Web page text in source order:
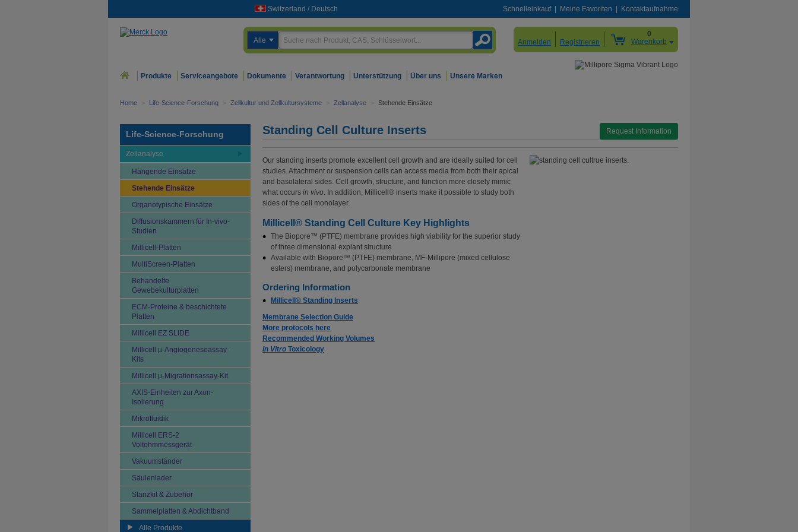
Switzerland / Deutsch Schnelleinkauf Meine Favoriten Kontaktaufnahme
Alle Anmelden Registrieren
0
Warenkorb
Produkte Serviceangebote Dokumente Verantwortung Unterstützung Über uns Unsere Marken
Home > Life-Science-Forschung > Zellkultur und Zellkultursysteme > Zellanalyse > Stehende Einsätze
Life-Science-Forschung
Zellanalyse
Hängende Einsätze
Stehende Einsätze
Organotypische Einsätze
Diffusionskammern für In-vivo-
Studien
Millicell-Platten
MultiScreen-Platten
Behandelte
Gewebekulturplatten
ECM-Proteine & beschichtete
Platten
Millicell EZ SLIDE
Millicell µ-Angiogeneseassay-
Kits
Millicell μ-Migrationsassay-Kit
AXIS-Einheiten zur Axon-
Isolierung
Mikrofluidik
Millicell ERS-2
Voltohmmessgerät
Vakuumständer
Säulenlader
Stanzkit & Zubehör
Sammelplatten & Abdichtband
Alle Produkte
Standing Cell Culture Inserts Request Information
Our standing inserts promote excellent cell growth and are ideally suited for cell
studies. Attachment or suspension cells can access media from both their apical
and basolateral sides. Cell growth, structure, and function more closely mimic
what occurs in vivo. In addition, Millicell® inserts make it possible to study both
sides of the cell monolayer.
Millicell® Standing Cell Culture Key Highlights
The Biopore™ (PTFE) membrane provides high viability for the superior study
of three dimensional explant structure
Available with Biopore™ (PTFE) membrane, MF-Millipore (mixed cellulose
esters) membrane, and polycarbonate membrane
Ordering Information
Millicell® Standing Inserts
Membrane Selection Guide
More protocols here
Recommended Working Volumes
In Vitro Toxicology